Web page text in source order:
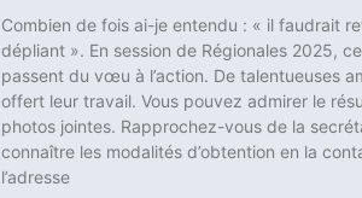
Combien de fois ai-je entendu : « il faudrait
dépliant ». En session de Régionales 2025,
passent du vœu à l’action. De talentueuses
offert leur travail. Vous pouvez admirer le
photos jointes. Rapprochez-vous de la
connaître les modalités d’obtention en la
l’adresse